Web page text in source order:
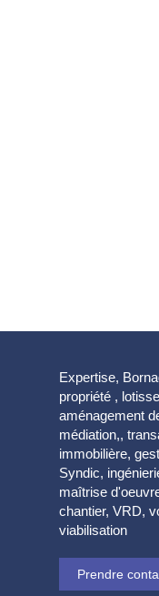
Expertise,
propriété ,
aménagement
médiation,,
immobilière,
Syndic,
maîtrise
chantier, VRD,
viabilisation
Prendre